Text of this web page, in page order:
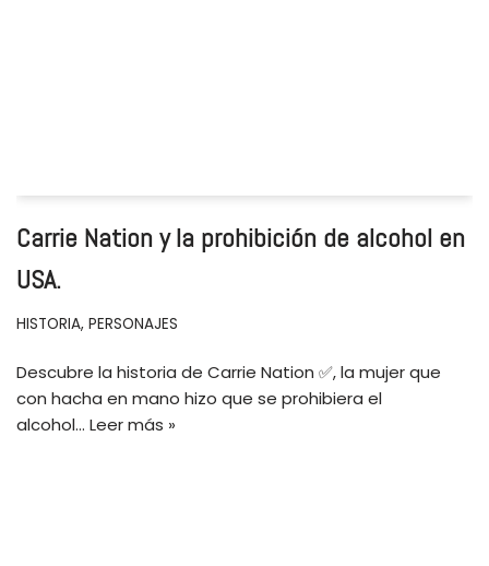
Carrie Nation y la prohibición de alcohol en
USA.
HISTORIA, PERSONAJES
Descubre la historia de Carrie Nation ✅, la mujer que
con hacha en mano hizo que se prohibiera el
alcohol… Leer más »